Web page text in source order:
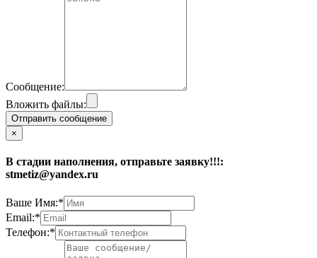
Сообщение:
Вложить файлы:
Отправить сообщение
×
В стадии наполнения, отправьте заявку!!!:
stmetiz@yandex.ru
Ваше Имя:*
Email:*
Телефон:*